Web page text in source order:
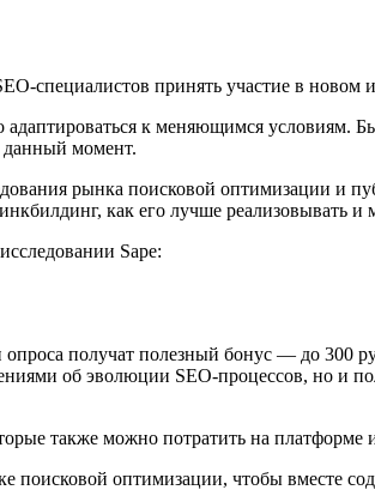
к меняющимся условиям.
данный момент.
рынка поисковой оптимизации и
как его лучше реализовывать и
Sape:
получат полезный бонус — до 300
об эволюции SEO-процессов, но и
также можно потратить на платформе
оптимизации, чтобы вместе